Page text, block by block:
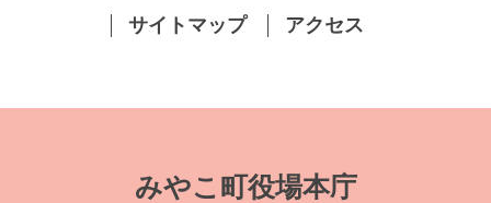
サイトマップ
アクセス
みやこ町役場本庁